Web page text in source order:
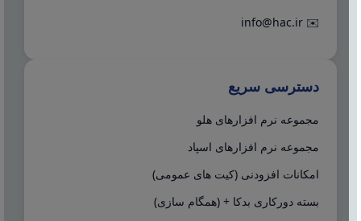
✉️
info@hac.ir
دسترسی سریع
مجموعه نرم افزارهای هلو
مجموعه نرم افزارهای اسپاد
امکانات افزودنی (کیت های عمومی)
بسته دورکاری بدکا + (همگام سازی)